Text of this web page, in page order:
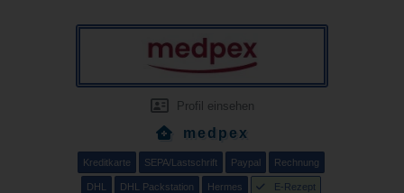
Profil einsehen
medpex
Kreditkarte SEPA/Lastschrift Paypal Rechnung
DHL DHL Packstation Hermes E-Rezept